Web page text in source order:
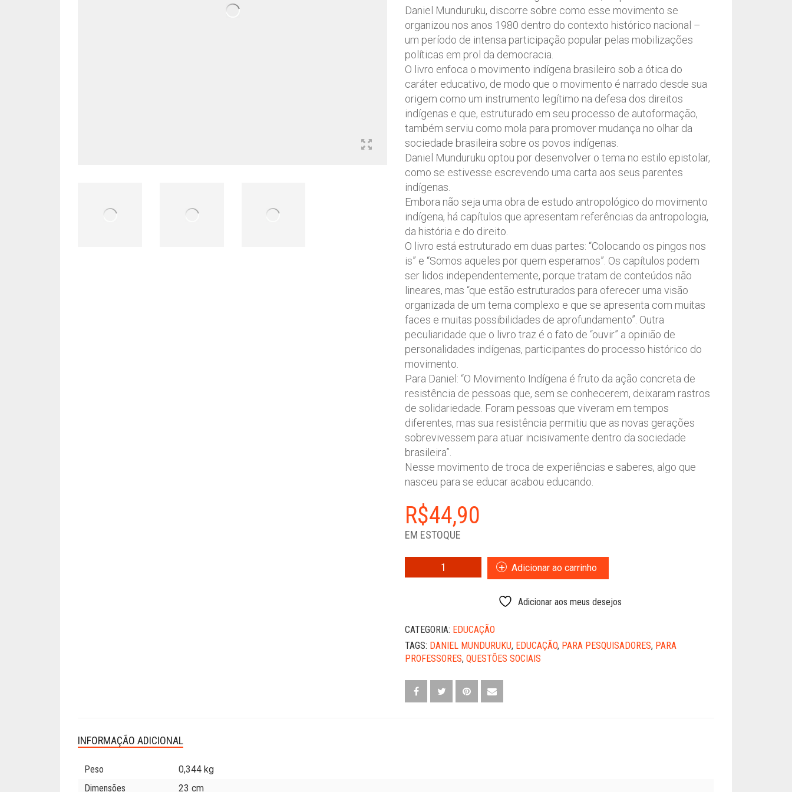
Daniel Munduruku, discorre sobre como esse movimento se
organizou nos anos 1980 dentro do contexto histórico nacional –
um período de intensa participação popular pelas mobilizações
políticas em prol da democracia.
O livro enfoca o movimento indígena brasileiro sob a ótica do
caráter educativo, de modo que o movimento é narrado desde sua
origem como um instrumento legítimo na defesa dos direitos
indígenas e que, estruturado em seu processo de autoformação,
também serviu como mola para promover mudança no olhar da
sociedade brasileira sobre os povos indígenas.
Daniel Munduruku optou por desenvolver o tema no estilo epistolar,
como se estivesse escrevendo uma carta aos seus parentes
indígenas.
Embora não seja uma obra de estudo antropológico do movimento
indígena, há capítulos que apresentam referências da antropologia,
da história e do direito.
O livro está estruturado em duas partes: “Colocando os pingos nos
is” e “Somos aqueles por quem esperamos”. Os capítulos podem
ser lidos independentemente, porque tratam de conteúdos não
lineares, mas “que estão estruturados para oferecer uma visão
organizada de um tema complexo e que se apresenta com muitas
faces e muitas possibilidades de aprofundamento”. Outra
peculiaridade que o livro traz é o fato de “ouvir” a opinião de
personalidades indígenas, participantes do processo histórico do
movimento.
Para Daniel: “O Movimento Indígena é fruto da ação concreta de
resistência de pessoas que, sem se conhecerem, deixaram rastros
de solidariedade. Foram pessoas que viveram em tempos
diferentes, mas sua resistência permitiu que as novas gerações
sobrevivessem para atuar incisivamente dentro da sociedade
brasileira”.
Nesse movimento de troca de experiências e saberes, algo que
nasceu para se educar acabou educando.
R$44,90
EM ESTOQUE
CARÁTER
INDÍGENA
BRASILEIRO
(1970-
-
DANIEL
MUNDURUKU
Adicionar ao carrinho
Adicionar aos meus desejos
CATEGORIA: EDUCAÇÃO
TAGS: DANIEL MUNDURUKU, EDUCAÇÃO, PARA PESQUISADORES, PARA
PROFESSORES, QUESTÕES SOCIAIS
INFORMAÇÃO ADICIONAL
Peso
0,344 kg
Dimensões
23 cm